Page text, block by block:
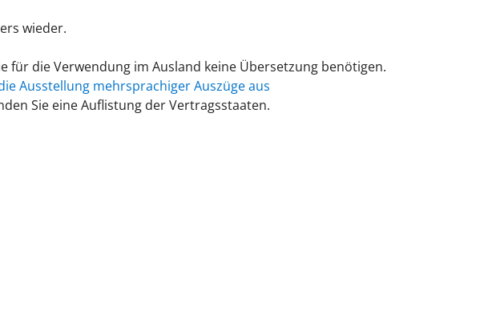
wieder.
die Verwendung im Ausland keine Übersetzung benötigen.
Ausstellung mehrsprachiger Auszüge aus
Sie eine Auflistung der Vertragsstaaten.